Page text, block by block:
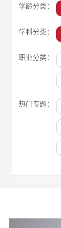
学龄分类：
学科分类：
职业分类：
热门专题：